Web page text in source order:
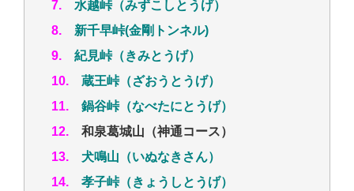
7. 水越峠（みずこしとうげ）
8. 新千早峠(金剛トンネル)
9. 紀見峠（きみとうげ）
10. 蔵王峠（ざおうとうげ）
11. 鍋谷峠（なべたにとうげ）
12. 和泉葛城山（神通コース）
13. 犬鳴山（いぬなきさん）
14. 孝子峠（きょうしとうげ）